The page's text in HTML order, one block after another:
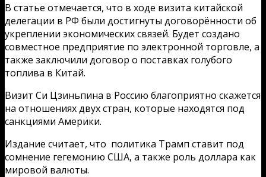
В статье отмечается, что в ходе визита китайской
делегации в РФ были достигнуты договорённости об
укреплении экономических связей. Будет создано
совместное предприятие по электронной торговле, а
также заключили договор о поставках голубого
топлива в Китай.
Визит Си Цзиньпина в Россию благоприятно скажется
на отношениях двух стран, которые находятся под
санкциями Америки.
Издание считает, что политика Трамп ставит под
сомнение гегемонию США, а также роль доллара как
мировой валюты.